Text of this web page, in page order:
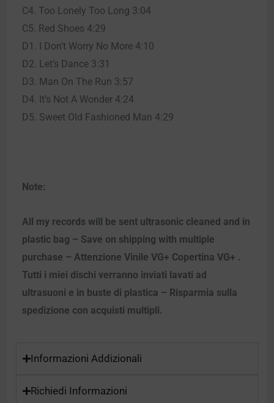
C4. Too Lonely Too Long 3:04
C5. Red Shoes 4:29
D1. I Don’t Worry No More 4:10
D2. Let’s Dance 3:31
D3. Man On The Run 3:57
D4. It’s Not A Wonder 4:24
D5. Sweet Old Fashioned Man 4:29
Note:
All my records will be sent ultrasonic cleaned and in
plastic bag – Save on shipping with multiple
purchase – Attenzione Vinile VG+ Copertina VG+ .
Tutti i miei dischi verranno inviati lavati ad
ultrasuoni e in buste di plastica – Risparmia sulla
spedizione con acquisti multipli.
Informazioni Addizionali
Richiedi Informazioni